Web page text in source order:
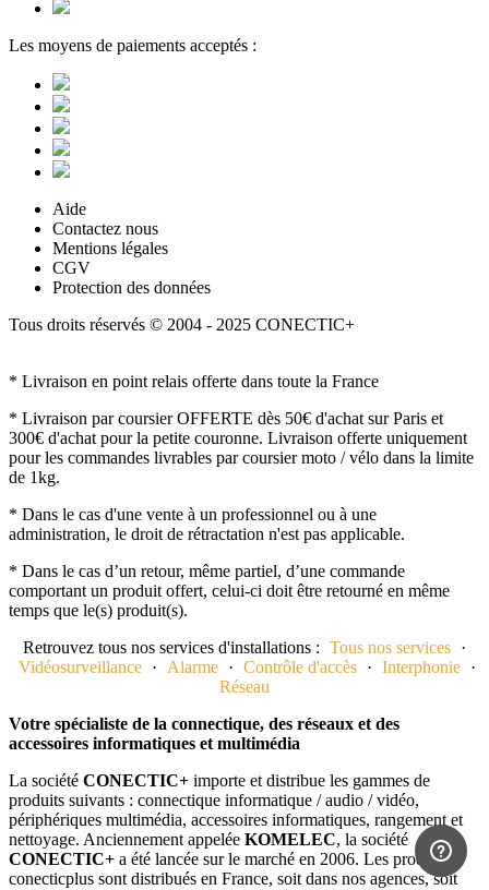
Les moyens de paiements acceptés :
Aide
Contactez nous
Mentions légales
CGV
Protection des données
Tous droits réservés © 2004 - 2025 CONECTIC+
* Livraison en point relais offerte dans toute la France
* Livraison par coursier OFFERTE dès 50€ d'achat sur Paris et
300€ d'achat pour la petite couronne. Livraison offerte uniquement
pour les commandes livrables par coursier moto / vélo dans la limite
de 1kg.
* Dans le cas d'une vente à un professionnel ou à une
administration, le droit de rétractation n'est pas applicable.
* Dans le cas d’un retour, même partiel, d’une commande
comportant un produit offert, celui-ci doit être retourné en même
temps que le(s) produit(s).
Retrouvez tous nos services d'installations : Tous nos services ·
Vidéosurveillance · Alarme · Contrôle d'accès · Interphonie ·
Réseau
Votre spécialiste de la connectique, des réseaux et des
accessoires informatiques et multimédia
La société CONECTIC+ importe et distribue les gammes de
produits suivants : connectique informatique / audio / vidéo,
périphériques multimédia, accessoires informatiques, rangement et
nettoyage. Anciennement appelée KOMELEC, la société
CONECTIC+ a été lancée sur le marché en 2006. Les produits
conecticplus sont distribués en France, soit dans nos agences, soit